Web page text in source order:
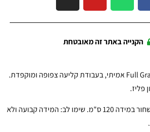
הקנייה באתר זה מאובטחת
חגורה קלועה מעור Full Grain אמיתי, בעבודת קליעה צפופה ומוקפדת.
חום במידה 100 ס"מ, שחור במידה 120 ס"מ. שימו לב: המידה קבועה ולא